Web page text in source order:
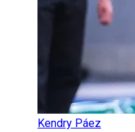
Kendry Páez